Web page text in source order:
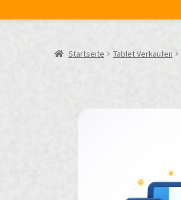
Startseite Tablet Verkaufen